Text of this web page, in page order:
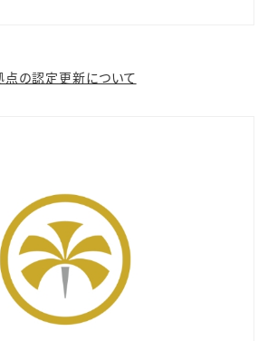
の認定更新について